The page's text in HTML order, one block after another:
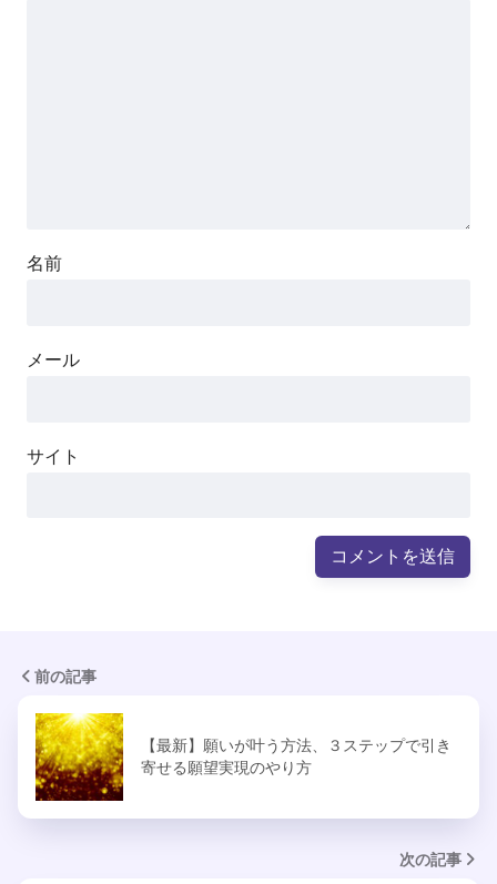
名前
メール
サイト
前の記事
【最新】願いが叶う方法、３ステップで引き
寄せる願望実現のやり方
次の記事